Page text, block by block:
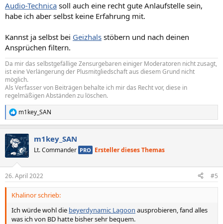
Audio-Technica soll auch eine recht gute Anlaufstelle sein,
habe ich aber selbst keine Erfahrung mit.
Kannst ja selbst bei Geizhals stöbern und nach deinen
Ansprüchen filtern.
Da mir das selbstgefällige Zensurgebaren einiger Moderatoren nicht zusagt,
ist eine Verlängerung der Plusmitgliedschaft aus diesem Grund nicht
möglich.
Als Verfasser von Beiträgen behalte ich mir das Recht vor, diese in
regelmäßigen Abständen zu löschen.
R
e
k
t
i
e
n
m1key_SAN
m1key_SAN
Lt. Commander PRO Ersteller dieses Themas
26. April 2022 #5
Khalinor schrieb:
Ich würde wohl die beyerdynamic Lagoon ausprobieren, fand alles
was ich von BD hatte bisher sehr bequem.